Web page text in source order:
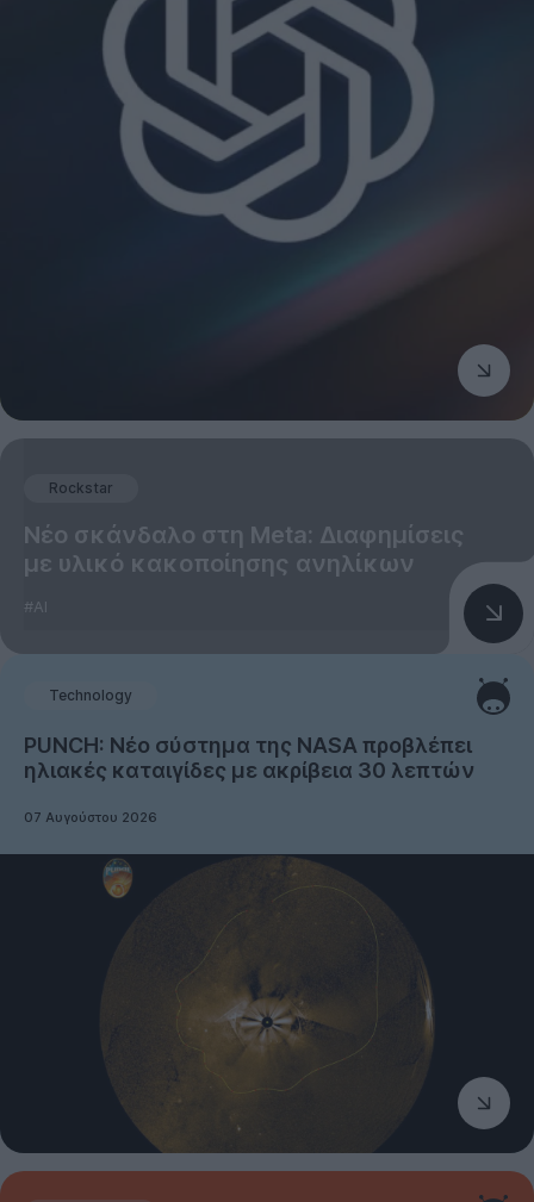
Rockstar
Νέο σκάνδαλο στη Meta: Διαφημίσεις
με υλικό κακοποίησης ανηλίκων
#AI
Technology
PUNCH: Νέο σύστημα της NASA προβλέπει
ηλιακές καταιγίδες με ακρίβεια 30 λεπτών
07 Αυγούστου 2026